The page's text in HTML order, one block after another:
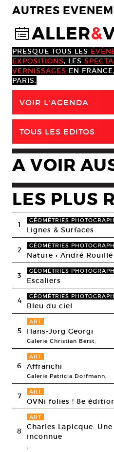
AUTRES
@ALLER&
PRESQUE TOUS LES
EXPOSITIONS, LES
VERNISSAGES EN
PARIS.
VOIR L'AGENDA
TOUS LES EDITOS
A VOIR
LES PLUS
1 GÉOMÉTRIES
Lignes & Surfaces
2 GÉOMÉTRIES
Nature • André Rouillé
3 GÉOMÉTRIES
Escaliers
4 GÉOMÉTRIES
Bleu du ciel
5
ART
Hans-Jörg Georgi
Galerie Christian Berst,
6
ART
Affranchi
Galerie Patricia Dorfmann,
7 ART
OVNi folies ! 8e
8
ART
Charles Lapicque.
inconnue